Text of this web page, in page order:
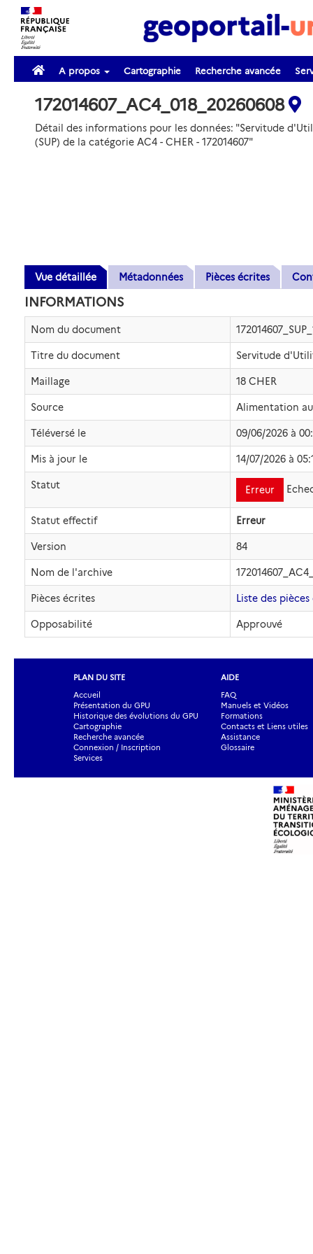
A propos Cartographie Recherche avancée
172014607_AC4_018_20260608
Détail des informations pour les données: "Servitude
(SUP) de la catégorie AC4 - CHER - 172014607"
Vue détaillée Métadonnées Pièces écrites
INFORMATIONS
Nom du document
Titre du document Servitude
Maillage 18 CHER
Source Alimentation
Téléversé le 09/06/2026 à
Mis à jour le 14/07/2026 à
Statut Erreur
Statut effectif Erreur
Version 84
Nom de l'archive
Pièces écrites Liste des
Opposabilité Approuvé
PLAN DU SITE
Accueil
Présentation du GPU
Historique des évolutions du GPU
Cartographie
Recherche avancée
Connexion / Inscription
Services
AIDE
FAQ
Manuels et Vidéos
Formations
Contacts et Liens utiles
Assistance
Glossaire